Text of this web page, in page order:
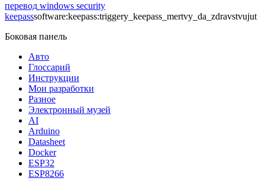
перевод windows security
keepasssoftware:keepass:triggery_keepass_mertvy_da_zdravstvujut
Боковая панель
Авто
Глоссарий
Инструкции
Мои разработки
Разное
Электронный музей
AI
Arduino
Datasheet
Docker
ESP32
ESP8266